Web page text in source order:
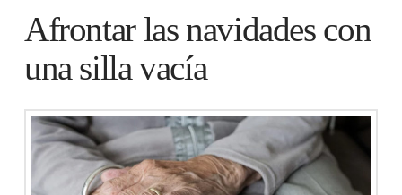
Afrontar las navidades con
una silla vacía